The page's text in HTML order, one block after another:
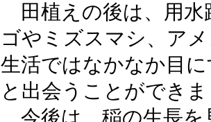
田植えの後は、用水
ゴやミズスマシ、ア
生活ではなかなか目
と出会うことができ
今後は、稲の生長を